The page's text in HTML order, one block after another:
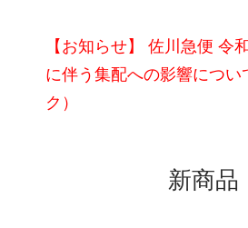
【お知らせ】 佐川急便 令
に伴う集配への影響につい
ク）
新商品